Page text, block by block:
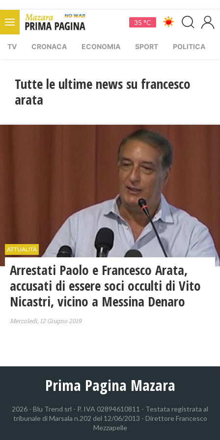
35 °C
TV CRONACA ECONOMIA SPORT POLITICA
Tutte le ultime news su francesco
arata
ATTUALITÀ
Arrestati Paolo e Francesco Arata,
accusati di essere soci occulti di Vito
Nicastri, vicino a Messina Denaro
Mercoledì, 12 Giugno 2019
Prima Pagina Mazara
2026 - Blu Trend srl - P. IVA 02894610811 - Testata registrata al
tribunale di Marsala n.202 del 12/06/2013 - Direttore Francesco
Mezzapelle